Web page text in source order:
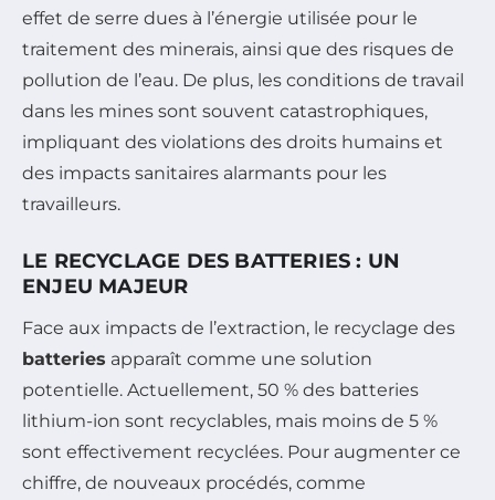
effet de serre dues à l’énergie utilisée pour le
traitement des minerais, ainsi que des risques de
pollution de l’eau. De plus, les conditions de travail
dans les mines sont souvent catastrophiques,
impliquant des violations des droits humains et
des impacts sanitaires alarmants pour les
travailleurs.
LE RECYCLAGE DES BATTERIES : UN
ENJEU MAJEUR
Face aux impacts de l’extraction, le recyclage des
batteries apparaît comme une solution
potentielle. Actuellement, 50 % des batteries
lithium-ion sont recyclables, mais moins de 5 %
sont effectivement recyclées. Pour augmenter ce
chiffre, de nouveaux procédés, comme